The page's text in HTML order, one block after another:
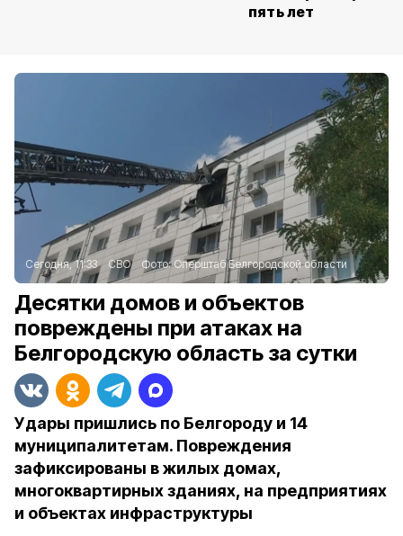
пять лет
Сегодня, 11:33 СВО Фото:Оперштаб Белгородской области
Десятки домов и объектов
повреждены при атаках на
Белгородскую область за сутки
Удары пришлись по Белгороду и 14
муниципалитетам. Повреждения
зафиксированы в жилых домах,
многоквартирных зданиях, на предприятиях
и объектах инфраструктуры